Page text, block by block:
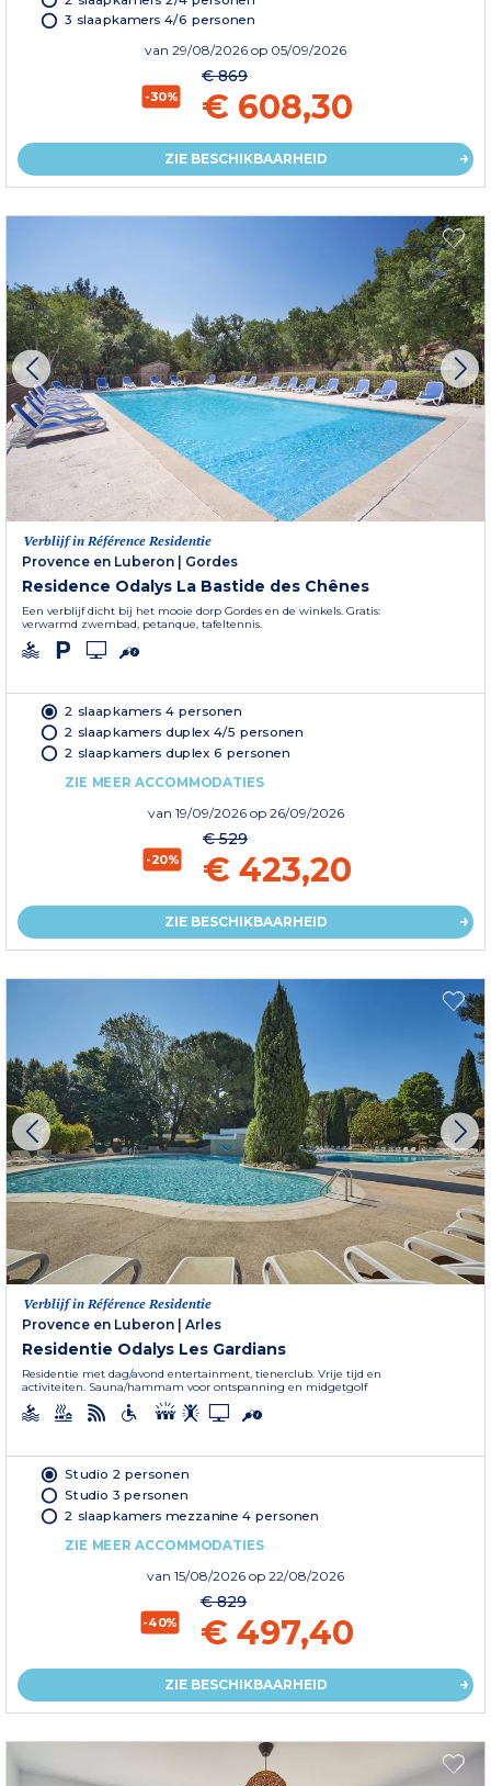
3 slaapkamers 4/6 personen
van 29/08/2026 op 05/09/2026
-30%
€ 869
€ 608,30
ZIE BESCHIKBAARHEID
Verblijf in Référence Residentie
Provence en Luberon
Gordes
Residence Odalys La Bastide des Chênes
Een verblijf dicht bij het mooie dorp Gordes en de winkels. Gratis:
verwarmd zwembad, petanque, tafeltennis.
2 slaapkamers 4 personen
2 slaapkamers duplex 4/5 personen
2 slaapkamers duplex 6 personen
ZIE MEER ACCOMMODATIES
van 19/09/2026 op 26/09/2026
-20%
€ 529
€ 423,20
ZIE BESCHIKBAARHEID
Verblijf in Référence Residentie
Provence en Luberon
Arles
Residentie Odalys Les Gardians
Residentie met dag/avond entertainment, tienerclub. Vrije tijd en
activiteiten. Sauna/hammam voor ontspanning en midgetgolf
Studio 2 personen
Studio 3 personen
2 slaapkamers mezzanine 4 personen
ZIE MEER ACCOMMODATIES
van 15/08/2026 op 22/08/2026
-40%
€ 829
€ 497,40
ZIE BESCHIKBAARHEID